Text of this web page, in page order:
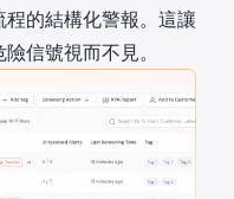
的結構化警報。這讓
信號視而不見。